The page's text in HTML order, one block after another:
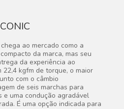
ao mercado como a
da marca, mas seu
da experiência ao
kgfm de torque, o maior
com o câmbio
de seis marchas para
e uma condução agradável
É uma opção indicada para